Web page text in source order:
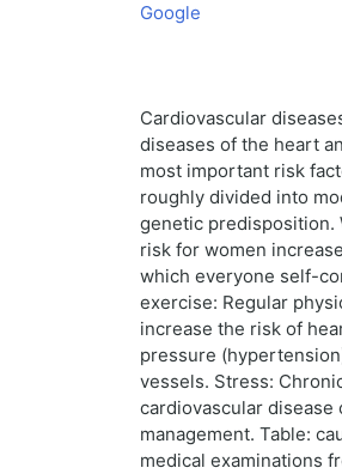
Google
Cardiovascular
diseases of the heart
most important risk
roughly divided into
genetic predisposition.
risk for women
which everyone self-
exercise: Regular
increase the risk of
pressure
vessels. Stress:
cardiovascular
management. Table:
medical examinations